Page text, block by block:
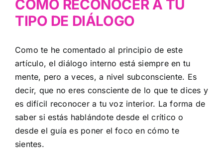
CÓMO RECONOCER A TU
TIPO DE DIÁLOGO
Como te he comentado al principio de este
artículo, el diálogo interno está siempre en tu
mente, pero a veces, a nivel subconsciente. Es
decir, que no eres consciente de lo que te dices y
es difícil reconocer a tu voz interior. La forma de
saber si estás hablándote desde el crítico o
desde el guía es poner el foco en cómo te
sientes.